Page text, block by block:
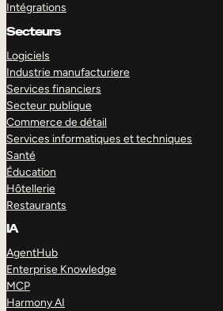
Intégrations
Secteurs
Logiciels
Industrie manufacturiere
Services financiers
Secteur publique
Commerce de détail
Services informatiques et techniques
Santé
Éducation
Hôtellerie
Restaurants
IA
AgentHub
Enterprise Knowledge
MCP
Harmony AI